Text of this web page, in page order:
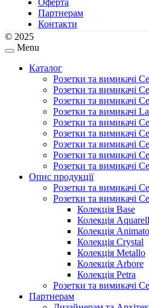
Оферта
Партнерам
Контакти
© 2025
Menu
Каталог
Розетки та вимикачі
Розетки та вимикачі
Розетки та вимикачі
Розетки та вимикачі
Розетки та вимикачі
Розетки та вимикачі
Розетки та вимикачі
Розетки та вимикачі
Розетки та вимикачі
Опис продукції
Розетки та вимикачі
Розетки та вимикачі
Колекція Base
Колекція
Колекція Animato
Колекція Crystal
Колекція Metallo
Колекція Arbore
Колекція Petra
Розетки та вимикачі
Партнерам